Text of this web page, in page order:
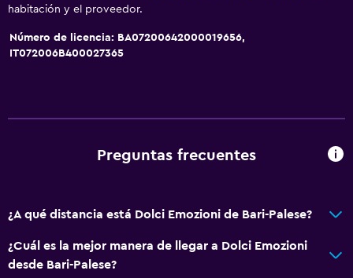
Secador de pelo
Ducha
Cama plegable
Perchero
Enchufe cerca de la cama
habitación y el proveedor.
Número de licencia: BA07200642000019656,
IT072006B400027365
Preguntas frecuentes
¿A qué distancia está Dolci Emozioni de Bari-Palese?
¿Cuál es la mejor manera de llegar a Dolci Emozioni
desde Bari-Palese?